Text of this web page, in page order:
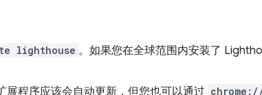
lighthouse 。如果您在全球范围内安装了
展程序应该会自动更新，但您也可以通过